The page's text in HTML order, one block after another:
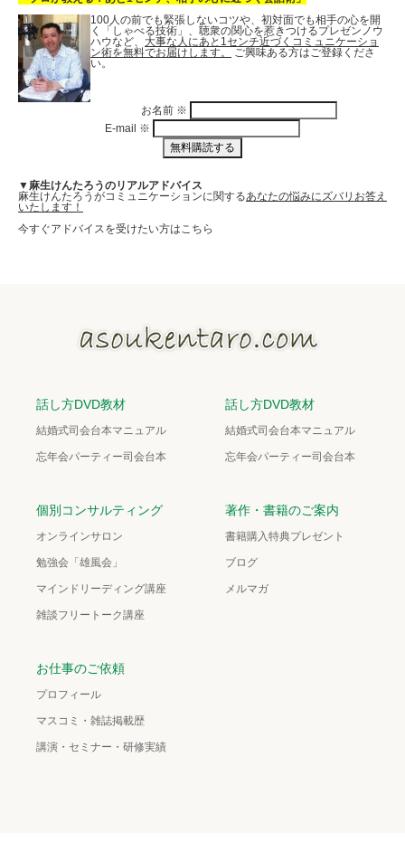
100人の前でも緊張しないコツや、初対面でも相手の心を開
く「しゃべる技術」、聴衆の関心を惹きつけるプレゼンノウ
ハウなど、 大事な人にあと1センチ近づくコミュニケーショ
ン術を無料でお届けします。
ご興味ある方はご登録くださ
い。
お名前 ※
E-mail ※
▼麻生けんたろうのリアルアドバイス
麻生けんたろうがコミュニケーションに関するあなたの悩みにズバリお答え
いたします！
今すぐアドバイスを受けたい方はこちら
話し方DVD教材
結婚式司会台本マニュアル
忘年会パーティー司会台本
話し方DVD教材
結婚式司会台本マニュアル
忘年会パーティー司会台本
個別コンサルティング
オンラインサロン
勉強会「雄風会」
マインドリーディング講座
雑談フリートーク講座
著作・書籍のご案内
書籍購入特典プレゼント
ブログ
メルマガ
お仕事のご依頼
プロフィール
マスコミ・雑誌掲載歴
講演・セミナー・研修実績